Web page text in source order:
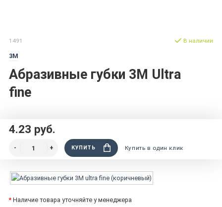
1491
3M
Абразивные губки 3М Ultra
fine
В наличии
4.23 руб.
КУПИТЬ Купить в один клик
* Наличие товара уточняйте у менеджера